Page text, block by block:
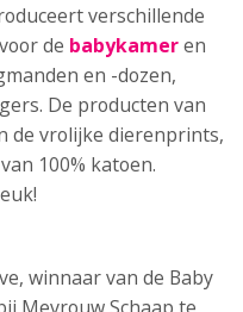
verschillende
de babykameren
en -dozen,
De producten van
de vrolijke dierenprints,
100% katoen.
winnaar van de Baby